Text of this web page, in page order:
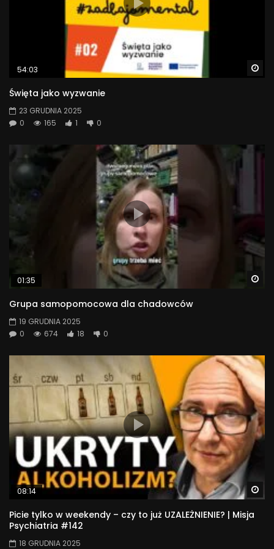
54:03
Święta jako wyzwanie
23 GRUDNIA 2025
0
165 1 0
01:35
Grupa samopomocowa dla chadowców
19 GRUDNIA 2025
0
674 18 0
08:14
Picie tylko w weekendy – czy to już UZALEŻNIENIE? | Misja
Psychiatria #142
18 GRUDNIA 2025